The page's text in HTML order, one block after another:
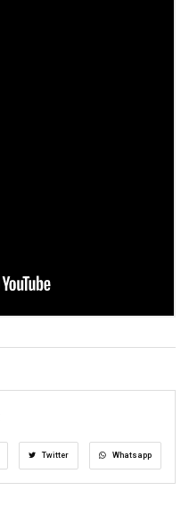
Twitter Whatsapp